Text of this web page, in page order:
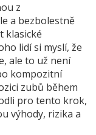
z
a bezbolestně
klasické
lidí si myslí, že
ale to už není
kompozitní
zubů během
pro tento krok,
výhody, rizika a